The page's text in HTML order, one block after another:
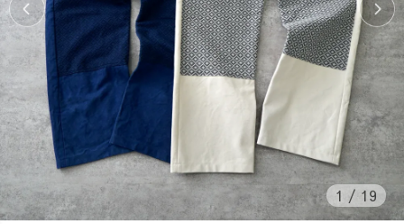
1 / 19